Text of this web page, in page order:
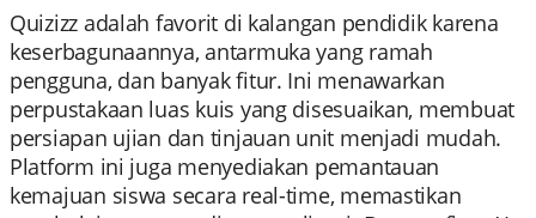
Quizizz adalah favorit di kalangan pendidik karena
keserbagunaannya, antarmuka yang ramah
pengguna, dan banyak fitur. Ini menawarkan
perpustakaan luas kuis yang disesuaikan, membuat
persiapan ujian dan tinjauan unit menjadi mudah.
Platform ini juga menyediakan pemantauan
kemajuan siswa secara real-time, memastikan